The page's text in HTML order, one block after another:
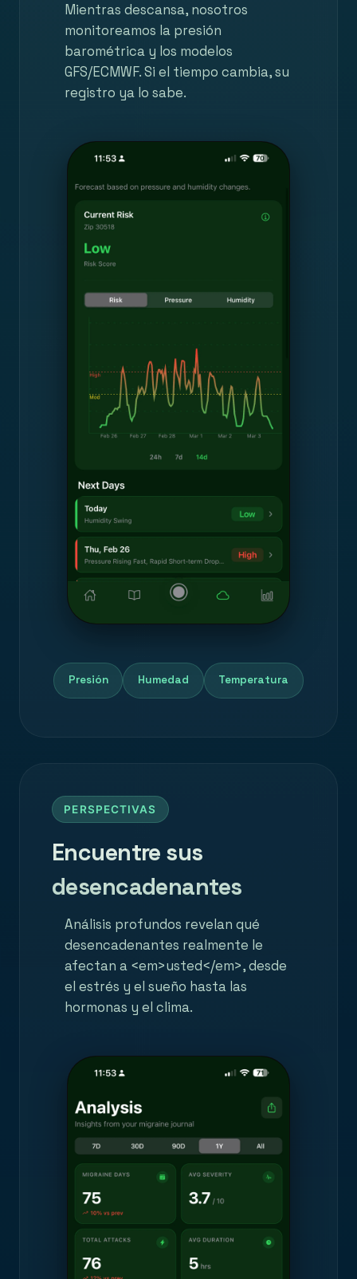
Mientras descansa, nosotros
monitoreamos la presión
barométrica y los modelos
GFS/ECMWF. Si el tiempo cambia, su
registro ya lo sabe.
Presión Humedad Temperatura
PERSPECTIVAS
Encuentre sus
desencadenantes
Análisis profundos revelan qué
desencadenantes realmente le
afectan a <em>usted</em>, desde
el estrés y el sueño hasta las
hormonas y el clima.